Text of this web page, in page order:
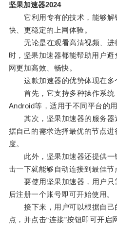
坚果加速器2024
它利用专有的技术，能够解
快、更稳定的上网体验。
无论是在观看高清视频、进
时，坚果加速器都能帮助用户
网更加高效、畅快。
这款加速器的优势体现在多
首先，它支持多种操作系统
Android等，适用于不同平台的用
其次，坚果加速器的服务器
据自己的需求选择最优的节点
度。
此外，坚果加速器还提供一
击一下就能够自动连接到最佳节
要使用坚果加速器，用户只
后注册一个账号即可开始使用。
接下来，用户可以根据自己
点，并点击“连接”按钮即可开启